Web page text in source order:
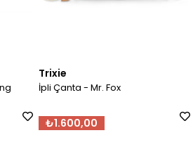
Trixie
İpli Çanta - Mr. Fox
₺1.600,00